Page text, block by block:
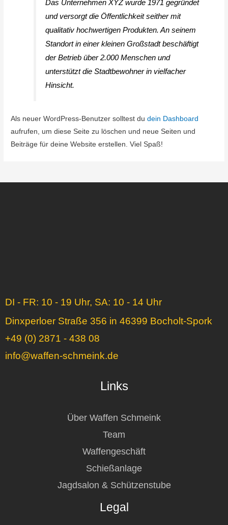
Das Unternehmen XYZ wurde 1971 gegründet
und versorgt die Öffentlichkeit seither mit
qualitativ hochwertigen Produkten. An seinem
Standort in einer kleinen Großstadt beschäftigt
der Betrieb über 2.000 Menschen und
unterstützt die Stadtbewohner in vielfacher
Hinsicht.
Als neuer WordPress-Benutzer solltest dudein Dashboard
aufrufen, um diese Seite zu löschen und neue Seiten und
Beiträge für deine Website erstellen. Viel Spaß!
DI - FR: 10 - 19 Uhr, SA: 10 - 14 Uhr
Dinxperloer Straße 356 in 46399 Bocholt-Spork
+49 (0) 2871 - 438 08
info@waffen-schmeink.de
Links
Über Waffen Schmeink
Team
Waffengeschäft
Schießanlage
Jagdsalon & Schützenstube
Legal